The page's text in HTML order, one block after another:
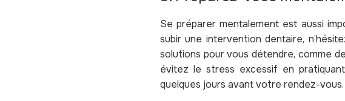
Se préparer mentalement est aussi
subir une intervention dentaire,
solutions pour vous détendre, comme
évitez le stress excessif en
quelques jours avant votre rendez-vous.